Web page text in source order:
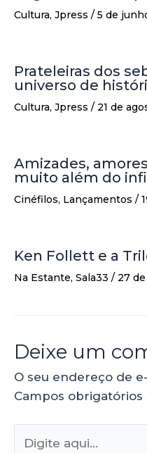
Cultura, Jpress / 5 de
Prateleiras dos
universo de
Cultura, Jpress / 21 de
Amizades,
muito além do
Cinéfilos, Lançamentos /
Ken Follett e a
Na Estante, Sala33 / 27
Deixe um
O seu endereço de
Campos